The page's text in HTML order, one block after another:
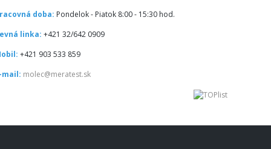
doba: Pondelok - Piatok 8:00 - 15:30 hod.
linka: +421 32/642 0909
+421 903 533 859
mail: molec@meratest.sk